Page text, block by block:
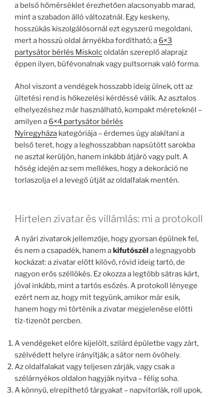
a belső hőmérséklet érezhetően alacsonyabb marad,
mint a szabadon álló változatnál. Egy keskeny,
hosszúkás kiszolgálósornál ezt egyszerű megoldani,
mert a hosszú oldal árnyékba fordítható; a 6×3
partysátor bérlés Miskolcoldalán szereplő alaprajz
éppen ilyen, büfévonalnak vagy pultsornak való forma.
Ahol viszont a vendégek hosszabb ideig ülnek, ott az
ültetési rend is hőkezelési kérdéssé válik. Az asztalos
elhelyezéshez már használható, kompakt méreteknél –
amilyen a 6×4 partysátor bérlés
Nyíregyháza kategóriája – érdemes úgy alakítani a
belső teret, hogy a leghosszabban napsütött sarokba
ne asztal kerüljön, hanem inkább átjáró vagy pult. A
hőség idején az sem mellékes, hogy a dekoráció ne
torlaszolja el a levegő útját az oldalfalak mentén.
Hirtelen zivatar és villámlás: mi a protokoll
A nyári zivatarok jellemzője, hogy gyorsan épülnek fel,
és nem a csapadék, hanem akifutószéla legnagyobb
kockázat: a zivatar előtt kilövő, rövid ideig tartó, de
nagyon erős széllökés. Ez okozza a legtöbb sátras kárt,
jóval inkább, mint a tartós esőzés. A protokoll lényege
ezért nem az, hogy mit tegyünk, amikor már esik,
hanem hogy mi történik a zivatar megjelenése előtti
tíz-tizenöt percben.
A vendégeket előre kijelölt, szilárd épületbe vagy zárt,
szélvédett helyre irányítják; a sátor nem óvóhely.
Az oldalfalakat vagy teljesen zárják, vagy csak a
szélárnyékos oldalon hagyják nyitva – félig soha.
A könnyű, elrepíthető tárgyakat – napvitorlák, roll upok,